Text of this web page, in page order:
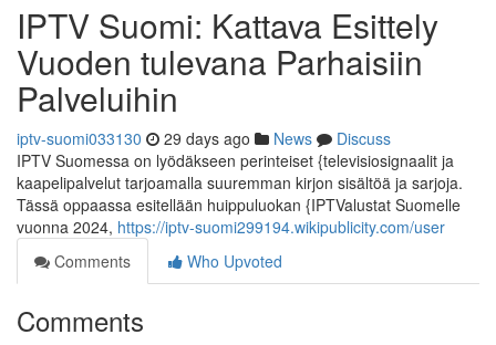
IPTV Suomi: Kattava Esittely
Vuoden tulevana Parhaisiin
Palveluihin
iptv-suomi033130 29 days ago News
Discuss
IPTV Suomessa on lyödäkseen perinteiset {televisiosignaalit ja
kaapelipalvelut tarjoamalla suuremman kirjon sisältöä ja sarjoja.
Tässä oppaassa esitellään huippuluokan {IPTValustat Suomelle
vuonna 2024, https://iptv-suomi299194.wikipublicity.com/user
Comments
Who Upvoted
Comments